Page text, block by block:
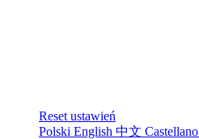
Reset ustawień
Polski English 中文 Castellano